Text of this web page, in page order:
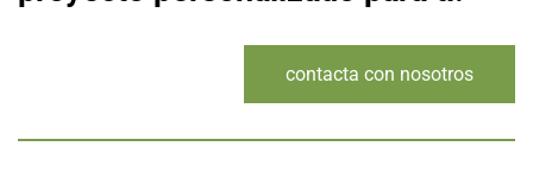
contacta con nosotros